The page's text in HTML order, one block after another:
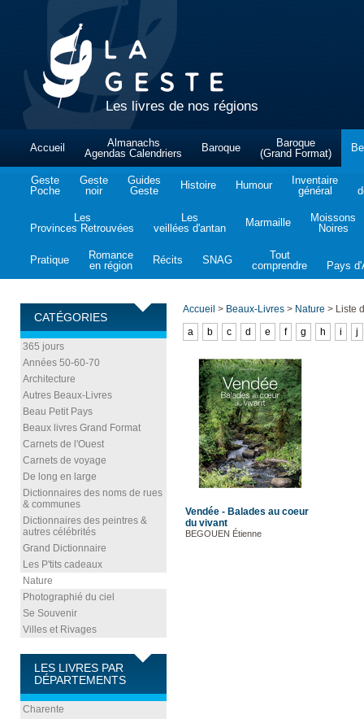
Les livres de nos régions
Accueil
Almanachs
Agendas Calendriers
Baroque
Baroque
(Grand Format)
Geste
Poche
Geste
noir
Guides
Geste
Histoire Humour
Inventaire
général
Les
Provinces Retrouvées
Les
veillées d'antan
Marmaille
Moissons
Noires
Pratique
Romance
en région
Récits SNAG
Tout
comprendre
Pays
CATÉGORIES
365 jours
Années 50-60-70
Architecture
Autres Beaux-Livres
Beau Petit Pays
Beaux livres Grand Format
Carnets de l'Ouest
Carnets de voyage
De long en large
Dictionnaires des noms de rues
& communes
Dictionnaires des peintres &
autres célébrités
Grand Dictionnaire
Les P'tits cadeaux
Nature
Photographié du ciel
Se Souvenir
Villes et Rivages
LES LIVRES PAR
DÉPARTEMENTS
Charente
Accueil > Beaux-Livres > Nature > Liste
a
b c d e f g h i j
Vendée - Balades au coeur
du vivant
BEGOUEN Étienne